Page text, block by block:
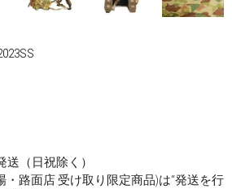
（日祝除く）
・路面店 受け取り限定商品)は“発送を行